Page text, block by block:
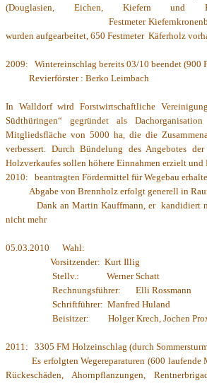
(Douglasien, Eichen, Kiefern und
Festmeter
wurden aufgearbeitet, 650 Festmeter Käferholz
2009: Wintereinschlag bereits 03/10 beendet (900
Revierförster : Berko Leimbach
In Walldorf wird Forstwirtschaftliche
Südthüringen“ gegründet als
Mitgliedsfläche von 5000 ha, die die
verbessert. Durch Bündelung des Angebotes
Holzverkaufes sollen höhere Einnahmen erzielt und
2010: beantragten Fördermittel für Wegebau
Abgabe von Brennholz erfolgt generell in
Dank an Martin Kauffmann, er kandidiert
nicht mehr
05.03.2010 Wahl:
Vorsitzender: Kurt Illig
Stellv.: Werner Schatt
Rechnungsführer: Elli Rossmann
Schriftführer: Manfred Huland
Beisitzer: Holger Krech, Jochen Prox,
2011: 3305 FM Holzeinschlag (durch
Es erfolgten Wegereparaturen (600
Rückeschäden, Ahornpflanzungen,